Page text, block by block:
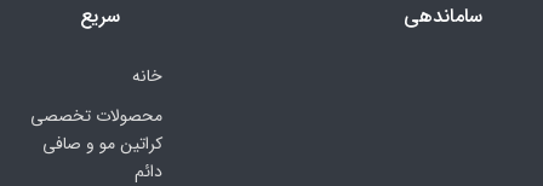
ساماندهی
سریع
خانه
محصولات تخصصی
کراتین مو و صافی
دائم